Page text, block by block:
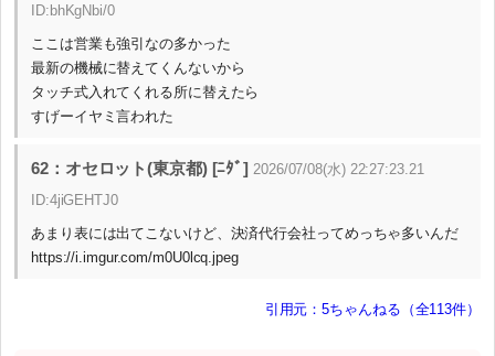
ID:bhKgNbi/0
ここは営業も強引なの多かった
最新の機械に替えてくんないから
タッチ式入れてくれる所に替えたら
すげーイヤミ言われた
62：オセロット(東京都) [ﾆﾀﾞ] 2026/07/08(水) 22:27:23.21
ID:4jiGEHTJ0
あまり表には出てこないけど、決済代行会社ってめっちゃ多いんだ
https://i.imgur.com/m0U0lcq.jpeg
引用元：5ちゃんねる（全113件）